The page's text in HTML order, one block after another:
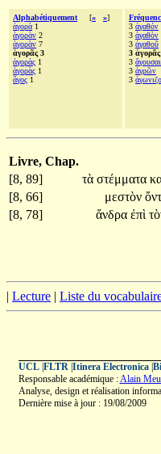
Alphabétiquement [« »]
ἀγορὰ 1
ἀγοράν 2
ἀγορὰν 7
ἀγορᾶς 3
ἀγοράς 1
ἀγορὰς 1
ἄγος 1
3 ἀγαθόν
3 ἀγαθὸν
3 ἀγαθοῦ
3 ἀγορᾶς
3 ἄγουσαι
3 ἀγρῶν
3
Livre, Chap.
[8, 89]
τὰ στέμματα
[8, 66]
μεστὸν
[8, 78]
ἄνδρα ἐπὶ
| Lecture | Liste du
UCL| FLTR| Itinera Electronica|
Responsable académique :Alain
Analyse, design et réalisation
Dernière mise à jour : 19/08/2009